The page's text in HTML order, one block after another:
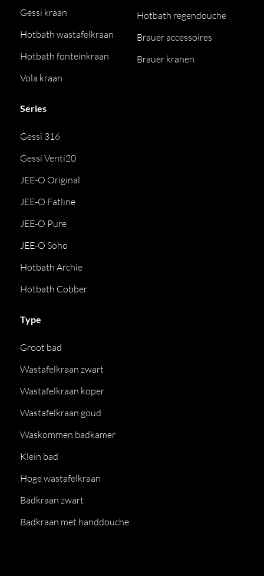
Gessi kraan
Hotbath wastafelkraan
Hotbath fonteinkraan
Vola kraan
Hotbath regendouche
Brauer accessoires
Brauer kranen
Series
Gessi 316
Gessi Venti20
JEE-O Original
JEE-O Fatline
JEE-O Pure
JEE-O Soho
Hotbath Archie
Hotbath Cobber
Type
Groot bad
Wastafelkraan zwart
Wastafelkraan koper
Wastafelkraan goud
Waskommen badkamer
Klein bad
Hoge wastafelkraan
Badkraan zwart
Badkraan met handdouche